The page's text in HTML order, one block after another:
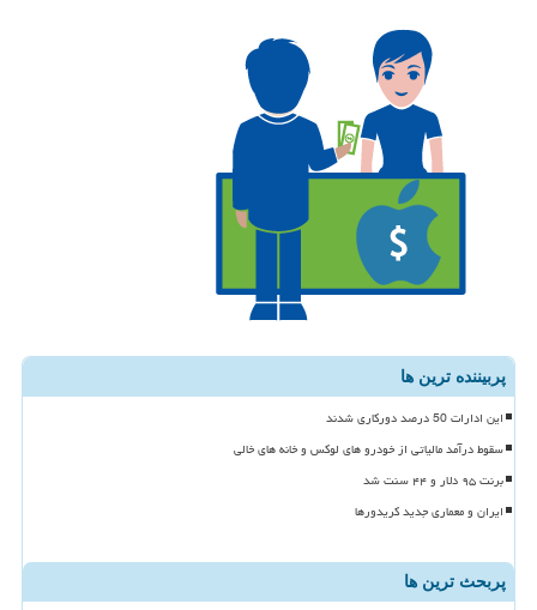
پربیننده ترین ها
این ادارات 50 درصد دورکاری شدند
سقوط درآمد مالیاتی از خودرو های لوکس و خانه های خالی
برنت ۹۵ دلار و ۴۴ سنت شد
ایران و معماری جدید کریدورها
پربحث ترین ها